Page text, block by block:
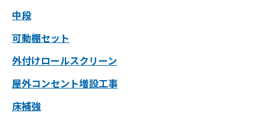
中段
可動棚セット
外付けロールスクリーン
屋外コンセント増設工事
床補強